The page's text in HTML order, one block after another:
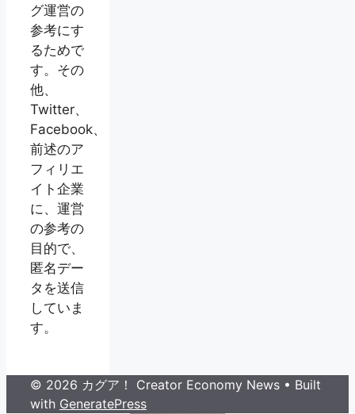
グ運営の
参考にす
るためで
す。その
他、
Twitter、
Facebook、
前述のア
フィリエ
イト企業
に、運営
の参考の
目的で、
匿名デー
タを送信
していま
す。
© 2026 カグア！ Creator Economy News • Built
with GeneratePress